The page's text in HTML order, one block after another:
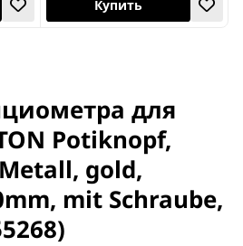
для
Potiknopf,
gold,
mit Schraube,